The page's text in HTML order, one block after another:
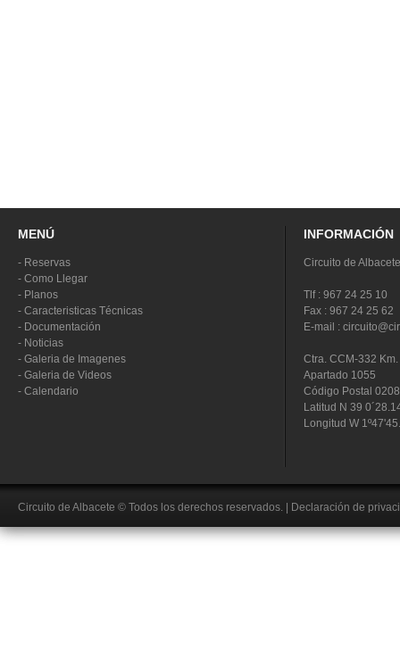
MENÚ
- Reservas
- Como Llegar
- Planos
- Caracteristicas Técnicas
- Documentación
- Noticias
- Galeria de Imagenes
- Galeria de Videos
- Calendario
INFORMACIÓN
Circuito de Albacete
Tlf : 967 24 25 10
Fax : 967 24 25 62
E-mail :
Ctra. CCM-332
Apartado 1055
Código Postal
Latitud N 39
Longitud W
Circuito de Albacete © Todos los derechos reservados. Declaración de